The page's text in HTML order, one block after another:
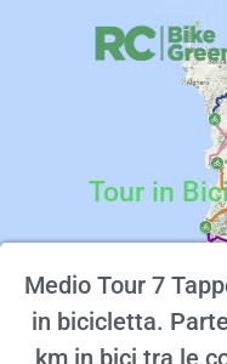
Tour in
Medio Tour 7
in bicicletta.
km in bici tra le